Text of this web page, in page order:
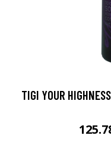
TIGI YOUR